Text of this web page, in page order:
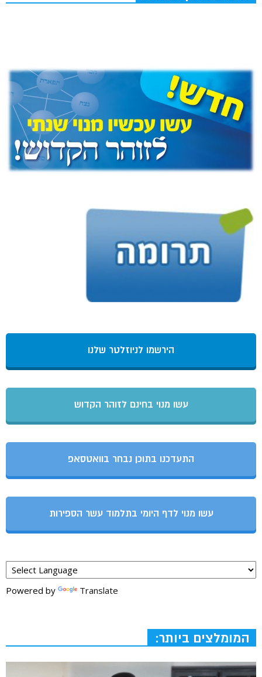
הירשמו לניוזלטר שלנו
עשו מנוי בחינם לזוהר הקדוש
התעדכנו בתוכן נבחר בוואטסאפ
עשו מנוי לדף היומי בתלמוד עשר הספירות
Powered by Translate
המומלצים ביותר: